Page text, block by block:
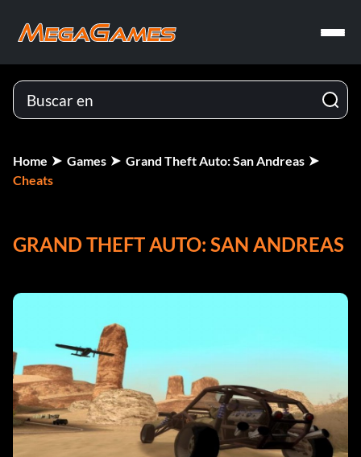
Home Games
Grand Theft Auto: San Andreas
Cheats
GRAND THEFT AUTO: SAN ANDREAS